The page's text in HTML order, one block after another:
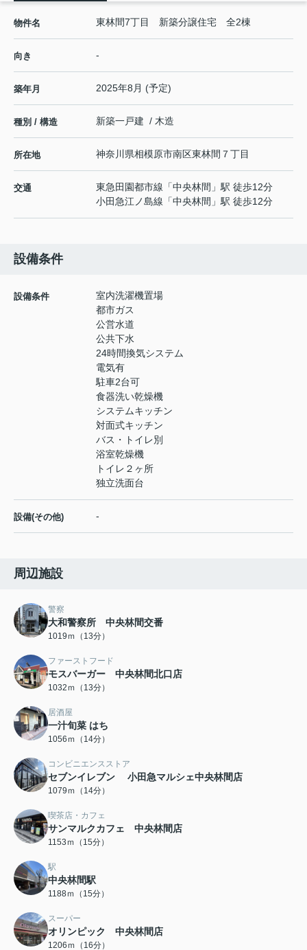
物件名 東林間7丁目 新築分譲住宅 全2棟
向き -
築年月 2025年8月 (予定)
種別 / 構造 新築一戸建 / 木造
所在地 神奈川県相模原市南区東林間 ７丁目
交通 東急田園都市線 「中央林間 」駅 徒歩12分
小田急江ノ島線 「中央林間 」駅 徒歩12分
設備条件
設備条件
室内洗濯機置場
都市ガス
公営水道
公共下水
24時間換気システム
電気有
駐車2台可
食器洗い乾燥機
システムキッチン
対面式キッチン
バス・トイレ別
浴室乾燥機
トイレ２ヶ所
独立洗面台
設備(その他) -
周辺施設
警察
大和警察所 中央林間交番
1019ｍ（13分）
ファーストフード
モスバーガー 中央林間北口店
1032ｍ（13分）
居酒屋
一汁旬菜 はち
1056ｍ（14分）
コンビニエンスストア
セブンイレブン 小田急マルシェ中央林間店
1079ｍ（14分）
喫茶店・カフェ
サンマルクカフェ 中央林間店
1153ｍ（15分）
駅
中央林間駅
1188ｍ（15分）
スーパー
オリンピック 中央林間店
1206ｍ（16分）